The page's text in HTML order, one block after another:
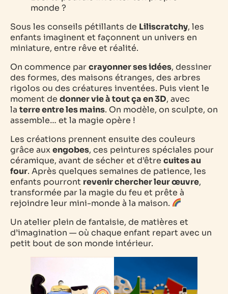
monde ?
Sous les conseils pétillants de Liliscratchy, les
enfants imaginent et façonnent un univers en
miniature, entre rêve et réalité.
On commence parcrayonner ses idées, dessiner
des formes, des maisons étranges, des arbres
rigolos ou des créatures inventées. Puis vient le
moment de donner vie à tout ça en 3D, avec
la terre entre les mains. On modèle, on sculpte, on
assemble… et la magie opère !
Les créations prennent ensuite des couleurs
grâce auxengobes, ces peintures spéciales pour
céramique, avant de sécher et d’être cuites au
four. Après quelques semaines de patience, les
enfants pourront revenir chercher leur œuvre,
transformée par la magie du feu et prête à
rejoindre leur mini-monde à la maison.
Un atelier plein de fantaisie, de matières et
d’imagination — où chaque enfant repart avec un
petit bout de son monde intérieur.